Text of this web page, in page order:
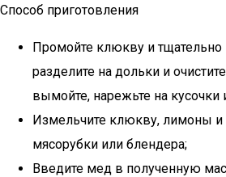
Способ приготовления
Промойте клюкву и тщательно
разделите на дольки и
вымойте, нарежьте на кусочки
Измельчите клюкву, лимоны
мясорубки или блендера;
Введите мед в полученную